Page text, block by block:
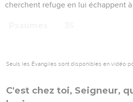
cherchent refuge en lui échappent à
Seuls les Évangiles sont disponibles en vidéo
C'est chez toi, Seigneur,